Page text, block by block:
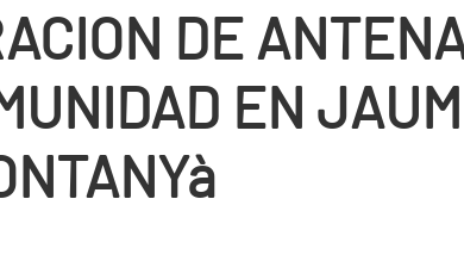
DE
EN